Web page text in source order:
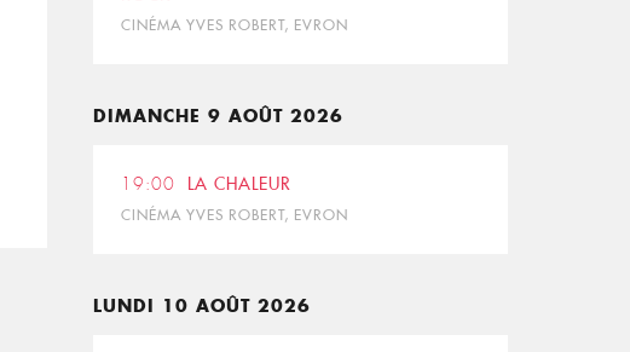
CINÉMA YVES ROBERT, EVRON
DIMANCHE 9 AOÛT 2026
19:00 LA CHALEUR
CINÉMA YVES ROBERT, EVRON
LUNDI 10 AOÛT 2026